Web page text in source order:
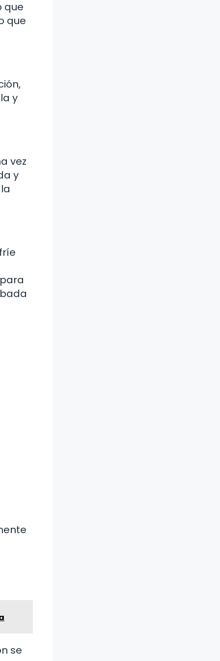
que
que
y
vez
y
se